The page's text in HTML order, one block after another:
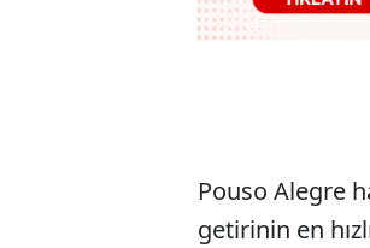
Pouso Alegre
getirinin en